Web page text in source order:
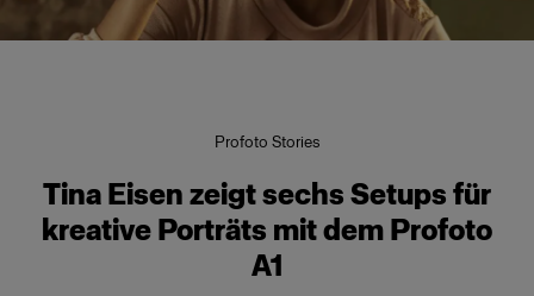
Profoto Stories
Tina Eisen zeigt sechs Setups für
kreative Porträts mit dem Profoto
A1